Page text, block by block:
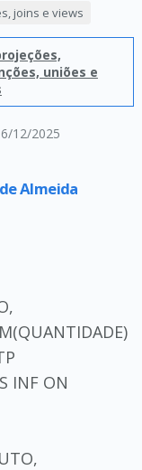
12/2025
joins e views
uniões e
Almeida
INF ON